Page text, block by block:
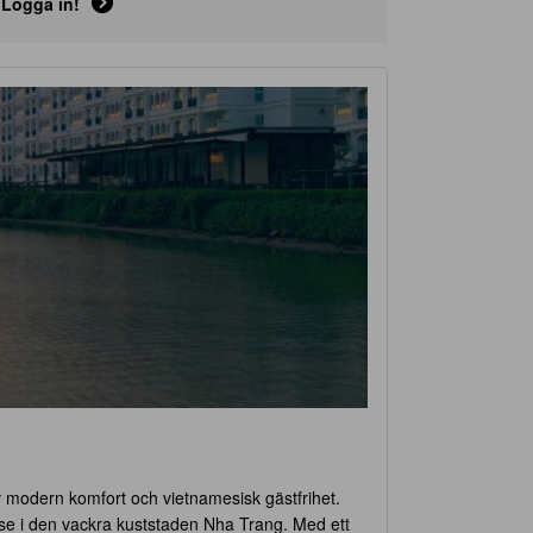
komfort och vietnamesisk gästfrihet.
i den vackra kuststaden Nha Trang. Med ett